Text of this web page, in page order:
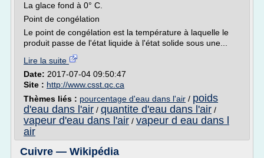
La glace fond à 0° C.
Point de congélation
Le point de congélation est la température à laquelle le
produit passe de l'état liquide à l'état solide sous une...
Lire la suite
Date: 2017-07-04 09:50:47
Site : http://www.csst.qc.ca
Thèmes liés : pourcentage d'eau dans l'air / poids
d'eau dans l'air / quantite d'eau dans l'air /
vapeur d'eau dans l'air / vapeur d eau dans l
air
Cuivre — Wikipédia